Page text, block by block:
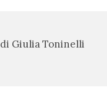
di Giulia Toninelli